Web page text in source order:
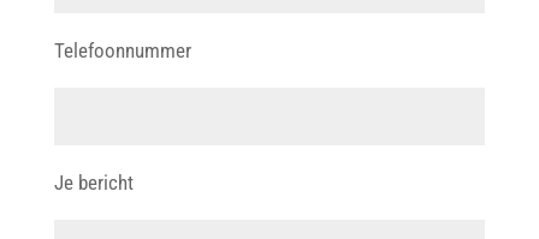
Telefoonnummer
Je bericht